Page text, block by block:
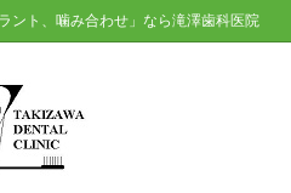
ント、噛み合わせ」なら滝澤歯科医院